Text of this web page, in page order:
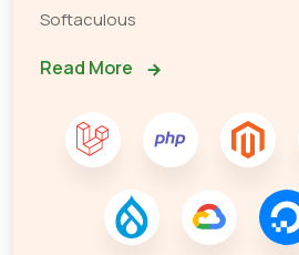
Softaculous
Read More